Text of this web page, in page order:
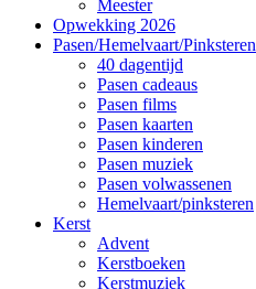
Meester
Opwekking 2026
Pasen/Hemelvaart/Pinksteren
40 dagentijd
Pasen cadeaus
Pasen films
Pasen kaarten
Pasen kinderen
Pasen muziek
Pasen volwassenen
Hemelvaart/pinksteren
Kerst
Advent
Kerstboeken
Kerstmuziek